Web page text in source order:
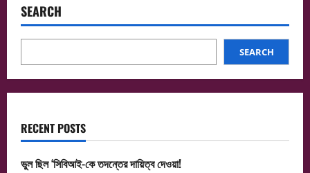
SEARCH
SEARCH
RECENT POSTS
ভুল ছিল ‘সিবিআই-কে তদন্তের দায়িত্ব দেওয়া!